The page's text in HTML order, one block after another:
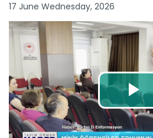
17 June Wednesday, 2026